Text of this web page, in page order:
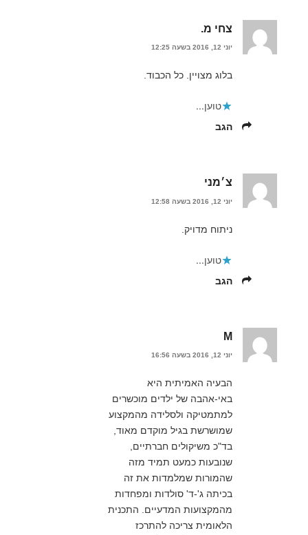
צחי מ.
יוני 12, 2016 בשעה 12:25
בלוג מצויין. כל הכבוד.
טוען...
הגב
צ׳מני
יוני 12, 2016 בשעה 12:58
ניתוח מדויק.
טוען...
הגב
M
יוני 12, 2016 בשעה 16:56
הבעיה האמיתית היא
באי-אהבה של ילדים מוכשרים
למתמטיקה ולסלידה מהמקצוע
שמושרשת בגיל מוקדם מאוד,
בד"כ משיקולים חברתיים,
שנובעות כמעט תמיד מזה
שהמורות שמלמדות את זה
בכיתה ג'-ד' סולדות ומפחדות
מהמקצועות המדעיים. התכנית
הלאומית צריכה להתרכז